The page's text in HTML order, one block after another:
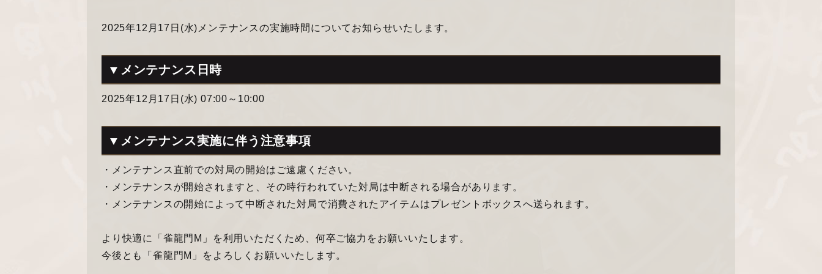
2025年12月17日(水)メンテナンスの実施時間についてお知らせいたします。
▼メンテナンス日時
2025年12月17日(水) 07:00～10:00
▼メンテナンス実施に伴う注意事項
・メンテナンス直前での対局の開始はご遠慮ください。
・メンテナンスが開始されますと、その時行われていた対局は中断される場合があります。
・メンテナンスの開始によって中断された対局で消費されたアイテムはプレゼントボックスへ送られます。
より快適に「雀龍門M」を利用いただくため、何卒ご協力をお願いいたします。
今後とも「雀龍門M」をよろしくお願いいたします。